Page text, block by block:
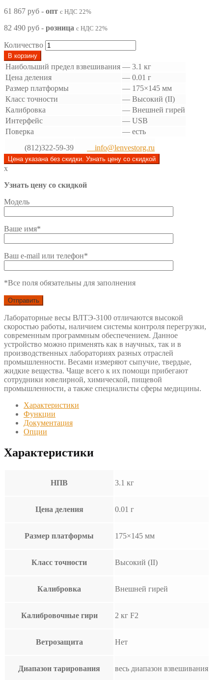
61 867 руб - опт с НДС 22%
82 490 руб - розница с НДС 22%
Количество
В корзину
Наибольший предел взвешивания — 3.1 кг
Цена деления
— 0.01 г
Размер платформы
— 175×145 мм
Класс точности
— Высокий (II)
Калибровка
— Внешней гирей
Интерфейс
— USB
Поверка
— есть
(812)322-59-39
info@lenvestorg.ru
Цена указана без скидки. Узнать цену со скидкой
x
Узнать цену со скидкой
Модель
Ваше имя*
Ваш e-mail или телефон*
*Все поля обязательны для заполнения
Лабораторные весы ВЛТЭ-3100 отличаются высокой
скоростью работы, наличием системы контроля перегрузки,
современным программным обеспечением. Данное
устройство можно применять как в научных, так и в
производственных лабораториях разных отраслей
промышленности. Весами измеряют сыпучие, твердые,
жидкие вещества. Чаще всего к их помощи прибегают
сотрудники ювелирной, химической, пищевой
промышленности, а также специалисты сферы медицины.
Характеристики
Функции
Документация
Опции
Характеристики
НПВ 3.1 кг
Цена деления 0.01 г
Размер платформы 175×145 мм
Класс точности Высокий (II)
Калибровка Внешней гирей
Калибровочные гири 2 кг F2
Ветрозащита Нет
Диапазон тарирования весь диапазон взвешивания